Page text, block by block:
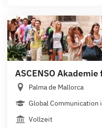
ASCENSO
Palma de Mallorca
Global Communication
Vollzeit